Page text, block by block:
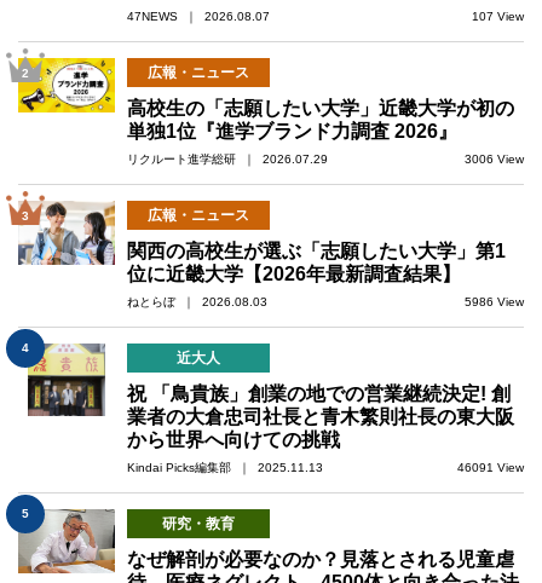
47NEWS ｜ 2026.08.07 107 View
2 広報・ニュース
高校生の「志願したい大学」近畿大学が初の
単独1位『進学ブランド力調査 2026』
リクルート進学総研 ｜ 2026.07.29 3006 View
3 広報・ニュース
関西の高校生が選ぶ「志願したい大学」第1
位に近畿大学【2026年最新調査結果】
ねとらぼ ｜ 2026.08.03 5986 View
4
近大人
祝 「鳥貴族」創業の地での営業継続決定! 創
業者の大倉忠司社長と青木繁則社長の東大阪
から世界へ向けての挑戦
Kindai Picks編集部 ｜ 2025.11.13 46091 View
5
研究・教育
なぜ解剖が必要なのか？見落とされる児童虐